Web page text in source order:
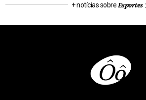
+ notícias sobre Esportes